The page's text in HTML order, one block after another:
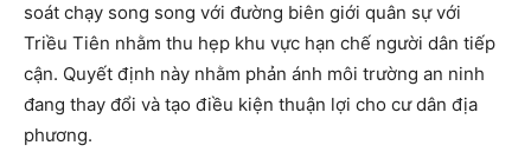
soát chạy song song với đường biên giới quân sự với
Triều Tiên nhằm thu hẹp khu vực hạn chế người dân tiếp
cận. Quyết định này nhằm phản ánh môi trường an ninh
đang thay đổi và tạo điều kiện thuận lợi cho cư dân địa
phương.